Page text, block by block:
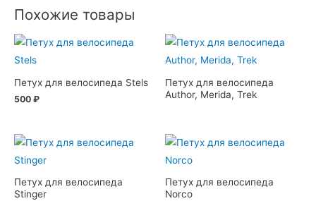
Похожие товары
Петух для велосипеда Stels
500 ₽
Петух для велосипеда
Author, Merida, Trek
Петух для велосипеда
Stinger
Петух для велосипеда
Norco